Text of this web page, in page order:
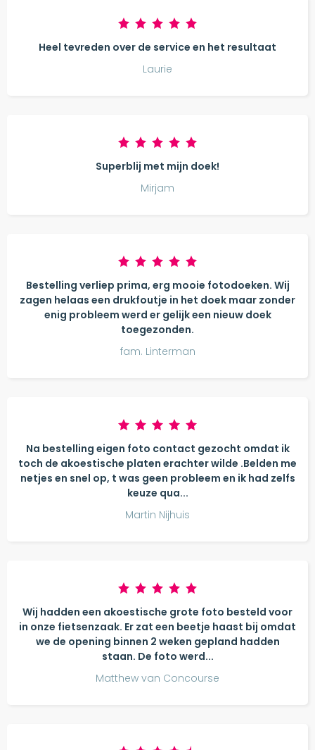
Heel tevreden over de service en het resultaat
Laurie
Superblij met mijn doek!
Mirjam
Bestelling verliep prima, erg mooie fotodoeken. Wij
zagen helaas een drukfoutje in het doek maar zonder
enig probleem werd er gelijk een nieuw doek
toegezonden.
fam. Linterman
Na bestelling eigen foto contact gezocht omdat ik
toch de akoestische platen erachter wilde .Belden me
netjes en snel op, t was geen probleem en ik had zelfs
keuze qua...
Martin Nijhuis
Wij hadden een akoestische grote foto besteld voor
in onze fietsenzaak. Er zat een beetje haast bij omdat
we de opening binnen 2 weken gepland hadden
staan. De foto werd...
Matthew van Concourse